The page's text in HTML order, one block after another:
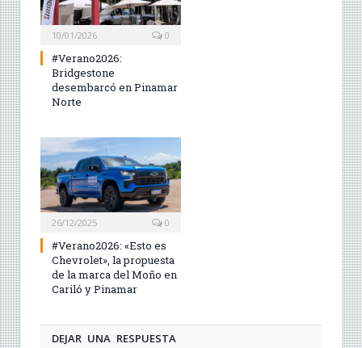
10/01/2026 0
#Verano2026:
Bridgestone
desembarcó en Pinamar
Norte
26/12/2025 0
#Verano2026: «Esto es
Chevrolet», la propuesta
de la marca del Moño en
Cariló y Pinamar
DEJAR UNA RESPUESTA